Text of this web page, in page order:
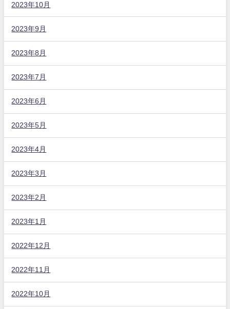
2023年10月
2023年9月
2023年8月
2023年7月
2023年6月
2023年5月
2023年4月
2023年3月
2023年2月
2023年1月
2022年12月
2022年11月
2022年10月